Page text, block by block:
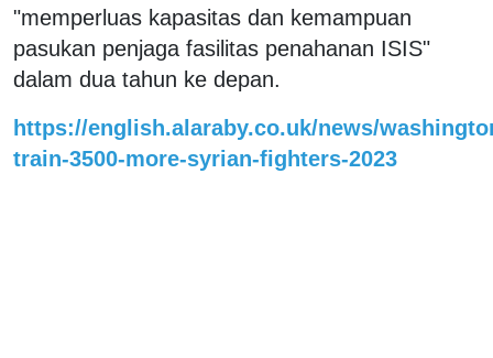
"memperluas kapasitas dan kemampuan
pasukan penjaga fasilitas penahanan ISIS"
dalam dua tahun ke depan.
https://english.alaraby.co.uk/news/
train-3500-more-syrian-fighters-2023